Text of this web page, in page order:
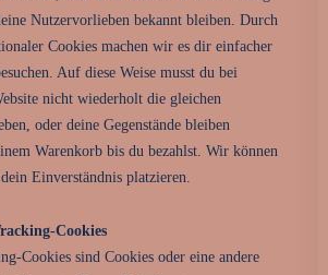
Nutzervorlieben bekannt bleiben. Durch
Cookies machen wir es dir einfacher
Auf diese Weise musst du bei
nicht wiederholt die gleichen
oder deine Gegenstände bleiben
Warenkorb bis du bezahlst. Wir können
Einverständnis platzieren.
Cookies
Cookies sind Cookies oder eine andere